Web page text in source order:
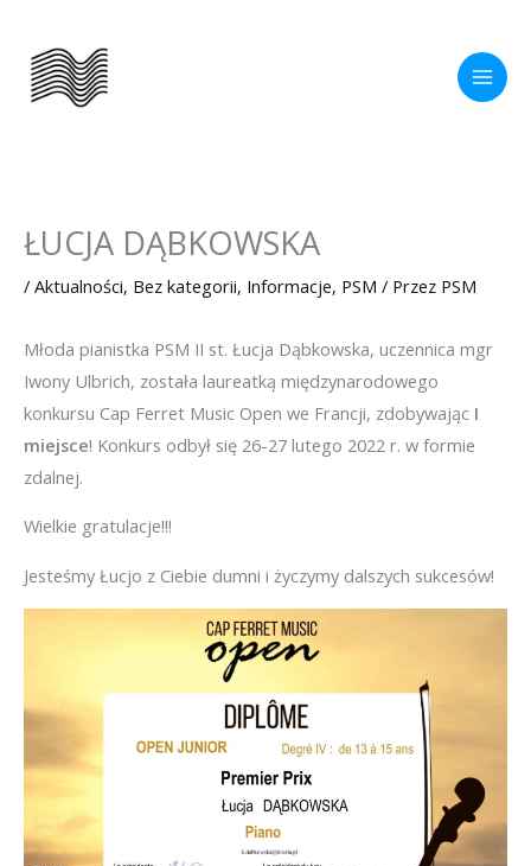
treści
ŁUCJA DĄBKOWSKA
/ Aktualności, Bez kategorii, Informacje, PSM / Przez PSM
Młoda pianistka PSM II st. Łucja Dąbkowska, uczennica mgr
Iwony Ulbrich, została laureatką międzynarodowego
konkursu Cap Ferret Music Open we Francji, zdobywając I
miejsce! Konkurs odbył się 26-27 lutego 2022 r. w formie
zdalnej.
Wielkie gratulacje!!!
Jesteśmy Łucjo z Ciebie dumni i życzymy dalszych sukcesów!